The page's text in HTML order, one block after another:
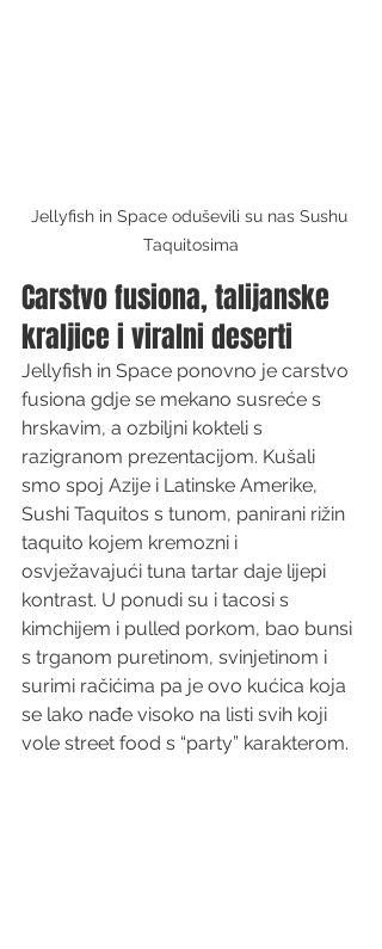
Jellyfish in Space oduševili su nas Sushu
Taquitosima
Carstvo fusiona, talijanske
kraljice i viralni deserti
Jellyfish in Space ponovno je carstvo
fusiona gdje se mekano susreće s
hrskavim, a ozbiljni kokteli s
razigranom prezentacijom. Kušali
smo spoj Azije i Latinske Amerike,
Sushi Taquitos s tunom, panirani rižin
taquito kojem kremozni i
osvježavajući tuna tartar daje lijepi
kontrast. U ponudi su i tacosi s
kimchijem i pulled porkom, bao bunsi
s trganom puretinom, svinjetinom i
surimi račićima pa je ovo kućica koja
se lako nađe visoko na listi svih koji
vole street food s “party” karakterom.